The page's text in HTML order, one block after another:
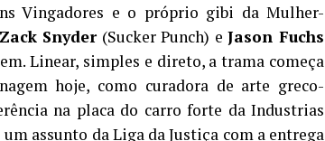
Vingadores e o próprio gibi da Mulher-
Zack Snyder(Sucker Punch) eJason Fuchs
Linear, simples e direto, a trama começa
hoje, como curadora de arte greco-
na placa do carro forte da Industrias
um assunto da Liga da Justiça com a entrega